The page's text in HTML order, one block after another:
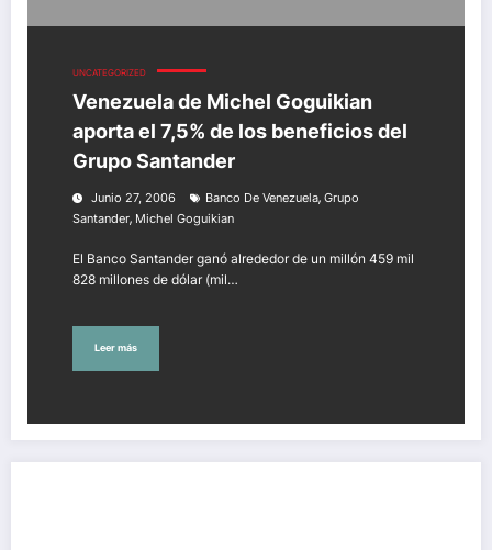
UNCATEGORIZED
Venezuela de Michel Goguikian
aporta el 7,5% de los beneficios del
Grupo Santander
Junio 27, 2006 Banco De Venezuela, Grupo
Santander, Michel Goguikian
El Banco Santander ganó alrededor de un millón 459 mil
828 millones de dólar (mil…
Leer más